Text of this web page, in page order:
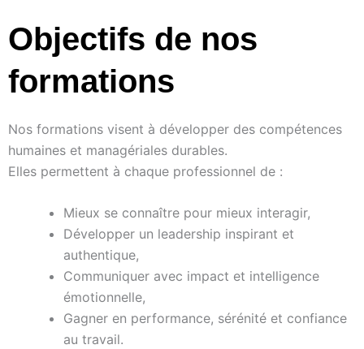
Objectifs de nos
formations
Nos formations visent à développer des compétences
humaines et managériales durables.
Elles permettent à chaque professionnel de :
Mieux se connaître pour mieux interagir,
Développer un leadership inspirant et
authentique,
Communiquer avec impact et intelligence
émotionnelle,
Gagner en performance, sérénité et confiance
au travail.